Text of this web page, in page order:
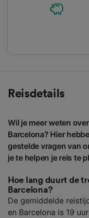
Reisdetails
Wil je meer weten
Barcelona? Hier
gestelde vragen van
je te helpen je reis te
Hoe lang duurt de
Barcelona?
De gemiddelde
en Barcelona is 19